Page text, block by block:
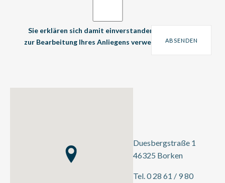
Sie erklären sich damit einverstanden, dass Ihre Daten
zur Bearbeitung Ihres Anliegens verwendet werden.*
Duesbergstraße 1
46325 Borken
Tel. 0 28 61 / 9 80